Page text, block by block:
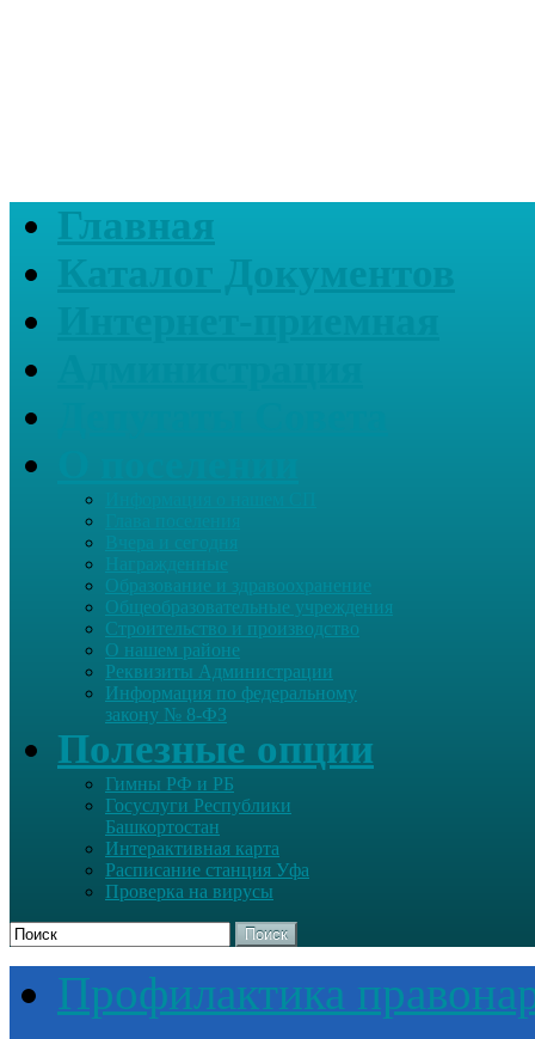
Главная
Награжденные
Образование и здравоохранение
Общеобразовательные учреждения
Строительство и производство
О нашем районе
Реквизиты Администрации
Информация по федеральному
закону № 8-ФЗ
Полезные опции
Гимны РФ и РБ
Госуслуги Республики
Башкортостан
Интерактивная карта
Расписание станция Уфа
Проверка на вирусы
Поиск
Профилактика